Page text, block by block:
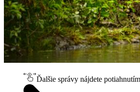
Ďalšie správy nájdete